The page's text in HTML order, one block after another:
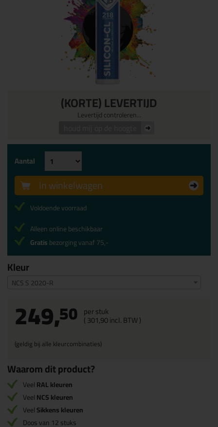
(KORTE) LEVERTIJD
Levertijd controleren...
Kleur
NCS S 2020-R
249,50 per stuk
(301,90incl. BTW )
(geldig bij alle kleurcombinaties)
Aantal
In winkelwagen
Voldoende voorraad
Alleen online beschikbaar
Gratisbezorging vanaf 75,-
Waarom dit product?
VeelRAL kleuren
VeelNCS kleuren
VeelSikkens kleuren
Doos van 12 stuks